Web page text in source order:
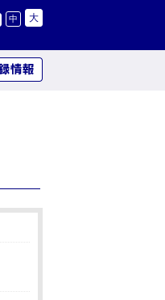
中 大